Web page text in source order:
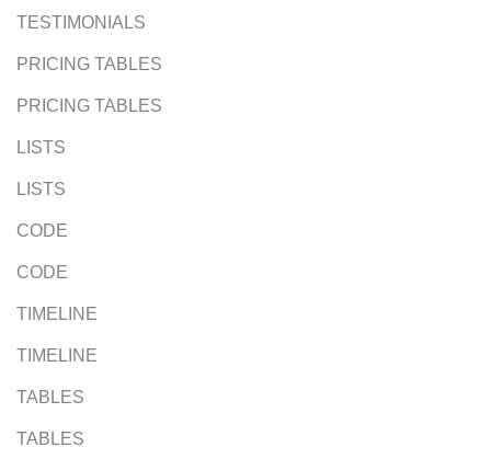
TESTIMONIALS
PRICING TABLES
PRICING TABLES
LISTS
LISTS
CODE
CODE
TIMELINE
TIMELINE
TABLES
TABLES